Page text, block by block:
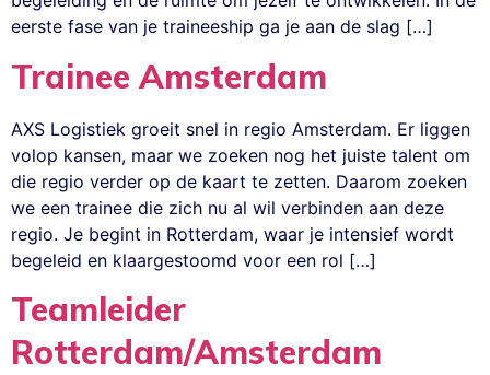
eerste fase van je traineeship ga je aan de slag […]
Trainee Amsterdam
AXS Logistiek groeit snel in regio Amsterdam. Er liggen
volop kansen, maar we zoeken nog het juiste talent om
die regio verder op de kaart te zetten. Daarom zoeken
we een trainee die zich nu al wil verbinden aan deze
regio. Je begint in Rotterdam, waar je intensief wordt
begeleid en klaargestoomd voor een rol […]
Teamleider
Rotterdam/Amsterdam